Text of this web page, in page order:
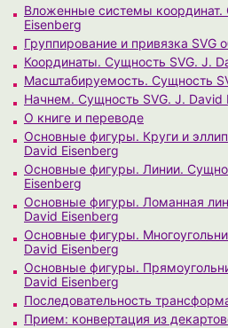
Вложенные системы координат.
Eisenberg
Группирование и привязка SVG
Координаты. Сущность SVG. J.
Масштабируемость. Сущность
Начнем. Сущность SVG. J. David
О книге и переводе
Основные фигуры. Круги и
David Eisenberg
Основные фигуры. Линии.
Eisenberg
Основные фигуры. Ломанная
David Eisenberg
Основные фигуры.
David Eisenberg
Основные фигуры.
David Eisenberg
Последовательность
Прием: конвертация из